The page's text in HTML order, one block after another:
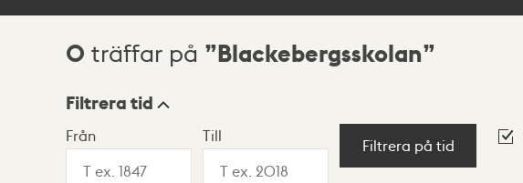
Sökresultat
0 träffar på Blackebergsskolan
Visningsläge
Filtrera tid
Från Till
Filtrera på tid